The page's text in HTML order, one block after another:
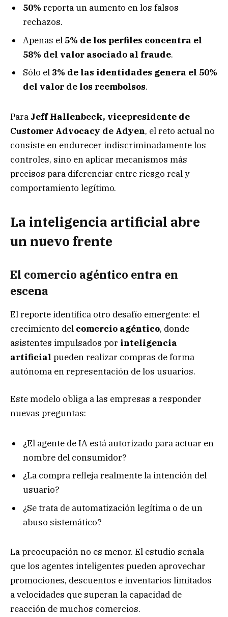
50% reporta un aumento en los falsos
rechazos.
Apenas el 5% de los perfiles concentra el
58% del valor asociado al fraude.
Sólo el 3% de las identidades genera el 50%
del valor de los reembolsos.
Para Jeff Hallenbeck, vicepresidente de
Customer Advocacy de Adyen, el reto actual no
consiste en endurecer indiscriminadamente los
controles, sino en aplicar mecanismos más
precisos para diferenciar entre riesgo real y
comportamiento legítimo.
La inteligencia artificial abre
un nuevo frente
El comercio agéntico entra en
escena
El reporte identifica otro desafío emergente: el
crecimiento del comercio agéntico, donde
asistentes impulsados por inteligencia
artificial pueden realizar compras de forma
autónoma en representación de los usuarios.
Este modelo obliga a las empresas a responder
nuevas preguntas:
¿El agente de IA está autorizado para actuar en
nombre del consumidor?
¿La compra refleja realmente la intención del
usuario?
¿Se trata de automatización legítima o de un
abuso sistemático?
La preocupación no es menor. El estudio señala
que los agentes inteligentes pueden aprovechar
promociones, descuentos e inventarios limitados
a velocidades que superan la capacidad de
reacción de muchos comercios.